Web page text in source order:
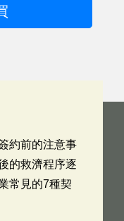
約前的注意事
的救濟程序逐
常見的7種契